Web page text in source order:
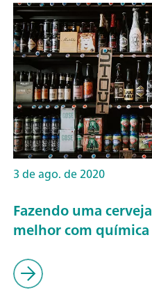
3 de ago. de 2020
Fazendo uma cerveja
melhor com química